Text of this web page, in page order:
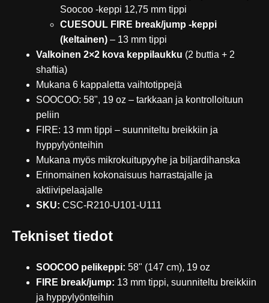
Soocoo -keppi 12,75 mm tippi
CUESOUL FIRE break/jump -keppi
(keltainen) – 13 mm tippi
Valkoinen 2×2 kova keppilaukku (2 buttia + 2
shaftia)
Mukana 6 kappaletta vaihtotippejä
SOOCOO: 58", 19 oz – tarkkaan ja kontrolloituun
peliin
FIRE: 13 mm tippi – suunniteltu breikkiin ja
hyppylyönteihin
Mukana myös mikrokuitupyyhe ja biljardihanska
Erinomainen kokonaisuus harrastajalle ja
aktiivipelaajalle
SKU: CSC-R210-U101-U111
Tekniset tiedot
SOOCOO pelikeppi: 58" (147 cm), 19 oz
FIRE break/jump: 13 mm tippi, suunniteltu breikkiin
ja hyppylyönteihin